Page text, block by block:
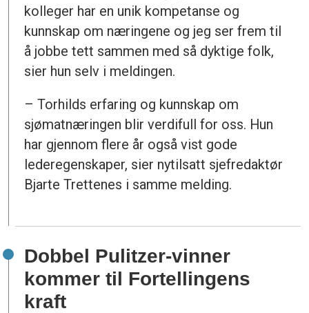
kolleger har en unik kompetanse og
kunnskap om næringene og jeg ser frem til
å jobbe tett sammen med så dyktige folk,
sier hun selv i meldingen.
– Torhilds erfaring og kunnskap om
sjømatnæringen blir verdifull for oss. Hun
har gjennom flere år også vist gode
lederegenskaper, sier nytilsatt sjefredaktør
Bjarte Trettenes i samme melding.
Dobbel Pulitzer-vinner
kommer til Fortellingens
kraft